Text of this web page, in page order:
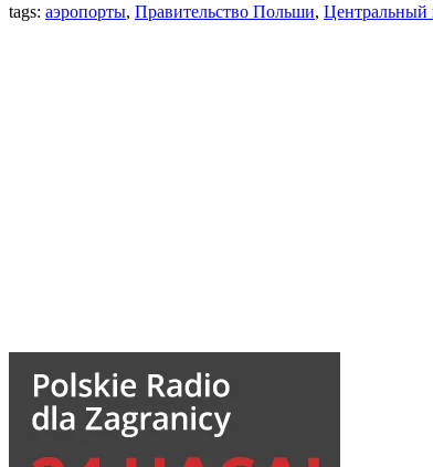
tags: аэропорты, Правительство Польши, Центральный